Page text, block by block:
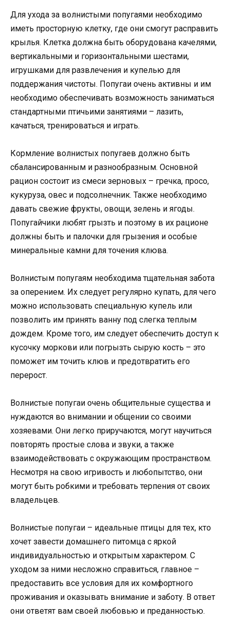
Для ухода за волнистыми попугаями необходимо
иметь просторную клетку, где они смогут расправить
крылья. Клетка должна быть оборудована качелями,
вертикальными и горизонтальными шестами,
игрушками для развлечения и купелью для
поддержания чистоты. Попугаи очень активны и им
необходимо обеспечивать возможность заниматься
стандартными птичьими занятиями – лазить,
качаться, тренироваться и играть.
Кормление волнистых попугаев должно быть
сбалансированным и разнообразным. Основной
рацион состоит из смеси зерновых – гречка, просо,
кукуруза, овес и подсолнечник. Также необходимо
давать свежие фрукты, овощи, зелень и ягоды.
Попугайчики любят грызть и поэтому в их рационе
должны быть и палочки для грызения и особые
минеральные камни для точения клюва.
Волнистым попугаям необходима тщательная забота
за оперением. Их следует регулярно купать, для чего
можно использовать специальную купель или
позволить им принять ванну под слегка теплым
дождем. Кроме того, им следует обеспечить доступ к
кусочку моркови или погрызть сырую кость – это
поможет им точить клюв и предотвратить его
перерост.
Волнистые попугаи очень общительные существа и
нуждаются во внимании и общении со своими
хозяевами. Они легко приручаются, могут научиться
повторять простые слова и звуки, а также
взаимодействовать с окружающим пространством.
Несмотря на свою игривость и любопытство, они
могут быть робкими и требовать терпения от своих
владельцев.
Волнистые попугаи – идеальные птицы для тех, кто
хочет завести домашнего питомца с яркой
индивидуальностью и открытым характером. С
уходом за ними несложно справиться, главное –
предоставить все условия для их комфортного
проживания и оказывать внимание и заботу. В ответ
они ответят вам своей любовью и преданностью.